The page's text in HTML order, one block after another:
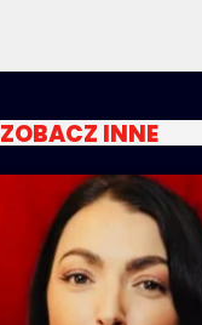
ZOBACZ INNE